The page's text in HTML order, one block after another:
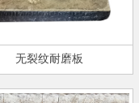
无裂纹耐磨板